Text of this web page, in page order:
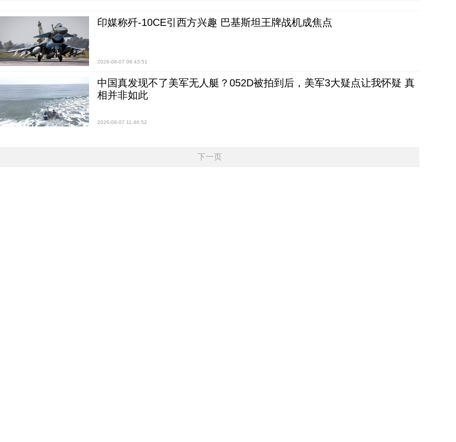
印媒称歼-10CE引西方兴趣 巴基斯坦王牌战机成焦点
2026-08-07 08:43:51
中国真发现不了美军无人艇？052D被拍到后，美军3大疑点让我怀疑 真
相并非如此
2026-08-07 11:46:52
下一页